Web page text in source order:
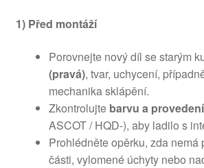
1) Před montáží
Porovnejte nový díl se starým
(pravá), tvar, uchycení,
mechanika sklápění.
Zkontrolujte barvu a provedení
ASCOT / HQD-), aby ladilo s
Prohlédněte opěrku, zda nemá
části, vylomené úchyty nebo